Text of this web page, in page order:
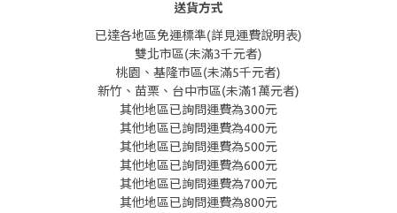
送貨方式
已達各地區免運標準(詳見運費說明表)
雙北市區(未滿3千元者)
桃園、基隆市區(未滿5千元者)
新竹、苗栗、台中市區(未滿1萬元者)
其他地區已詢問運費為300元
其他地區已詢問運費為400元
其他地區已詢問運費為500元
其他地區已詢問運費為600元
其他地區已詢問運費為700元
其他地區已詢問運費為800元